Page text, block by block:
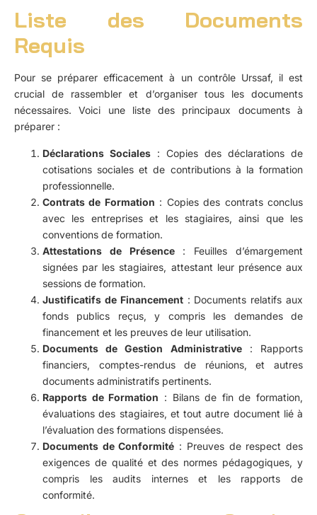
Liste des Documents
Requis
Pour se préparer efficacement à un contrôle Urssaf, il est
crucial de rassembler et d’organiser tous les documents
nécessaires. Voici une liste des principaux documents à
préparer :
Déclarations Sociales : Copies des déclarations de
cotisations sociales et de contributions à la formation
professionnelle.
Contrats de Formation : Copies des contrats conclus
avec les entreprises et les stagiaires, ainsi que les
conventions de formation.
Attestations de Présence: Feuilles d’émargement
signées par les stagiaires, attestant leur présence aux
sessions de formation.
Justificatifs de Financement: Documents relatifs aux
fonds publics reçus, y compris les demandes de
financement et les preuves de leur utilisation.
Documents de Gestion Administrative: Rapports
financiers, comptes-rendus de réunions, et autres
documents administratifs pertinents.
Rapports de Formation : Bilans de fin de formation,
évaluations des stagiaires, et tout autre document lié à
l’évaluation des formations dispensées.
Documents de Conformité : Preuves de respect des
exigences de qualité et des normes pédagogiques, y
compris les audits internes et les rapports de
conformité.